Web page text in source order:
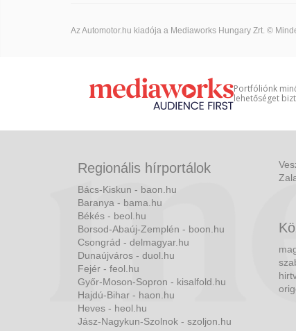
Az Automotor.hu kiadója a Mediaworks Hungary Zrt. ©
Portfóliónk
lehetőséget
Regionális hírportálok
Bács-Kiskun - baon.hu
Baranya - bama.hu
Békés - beol.hu
Borsod-Abaúj-Zemplén - boon.hu
Csongrád - delmagyar.hu
Dunaújváros - duol.hu
Fejér - feol.hu
Győr-Moson-Sopron - kisalfold.hu
Hajdú-Bihar - haon.hu
Heves - heol.hu
Jász-Nagykun-Szolnok - szoljon.hu